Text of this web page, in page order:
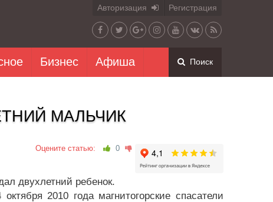
Авторизация Регистрация
Бизнес Афиша Поиск
МАЛЬЧИК
Оцените статью: 0
двухлетний ребенок.
2010 года магнитогорские спасатели